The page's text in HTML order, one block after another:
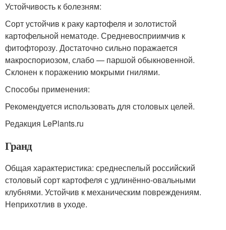
Устойчивость к болезням:
Сорт устойчив к раку картофеля и золотистой
картофельной нематоде. Средневосприимчив к
фитофторозу. Достаточно сильно поражается
макроспориозом, слабо — паршой обыкновенной.
Склонен к поражению мокрыми гнилями.
Способы применения:
Рекомендуется использовать для столовых целей.
Редакция LePlants.ru
Гранд
Общая характеристика: среднеспелый российский
столовый сорт картофеля с удлинённо-овальными
клубнями. Устойчив к механическим повреждениям.
Неприхотлив в уходе.